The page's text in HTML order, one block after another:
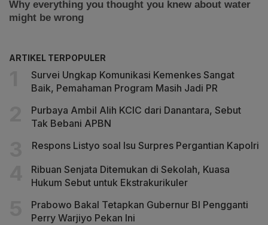
ARTIKEL TERPOPULER
Survei Ungkap Komunikasi Kemenkes Sangat
Baik, Pemahaman Program Masih Jadi PR
Purbaya Ambil Alih KCIC dari Danantara, Sebut
Tak Bebani APBN
Respons Listyo soal Isu Surpres Pergantian Kapolri
Ribuan Senjata Ditemukan di Sekolah, Kuasa
Hukum Sebut untuk Ekstrakurikuler
Prabowo Bakal Tetapkan Gubernur BI Pengganti
Perry Warjiyo Pekan Ini